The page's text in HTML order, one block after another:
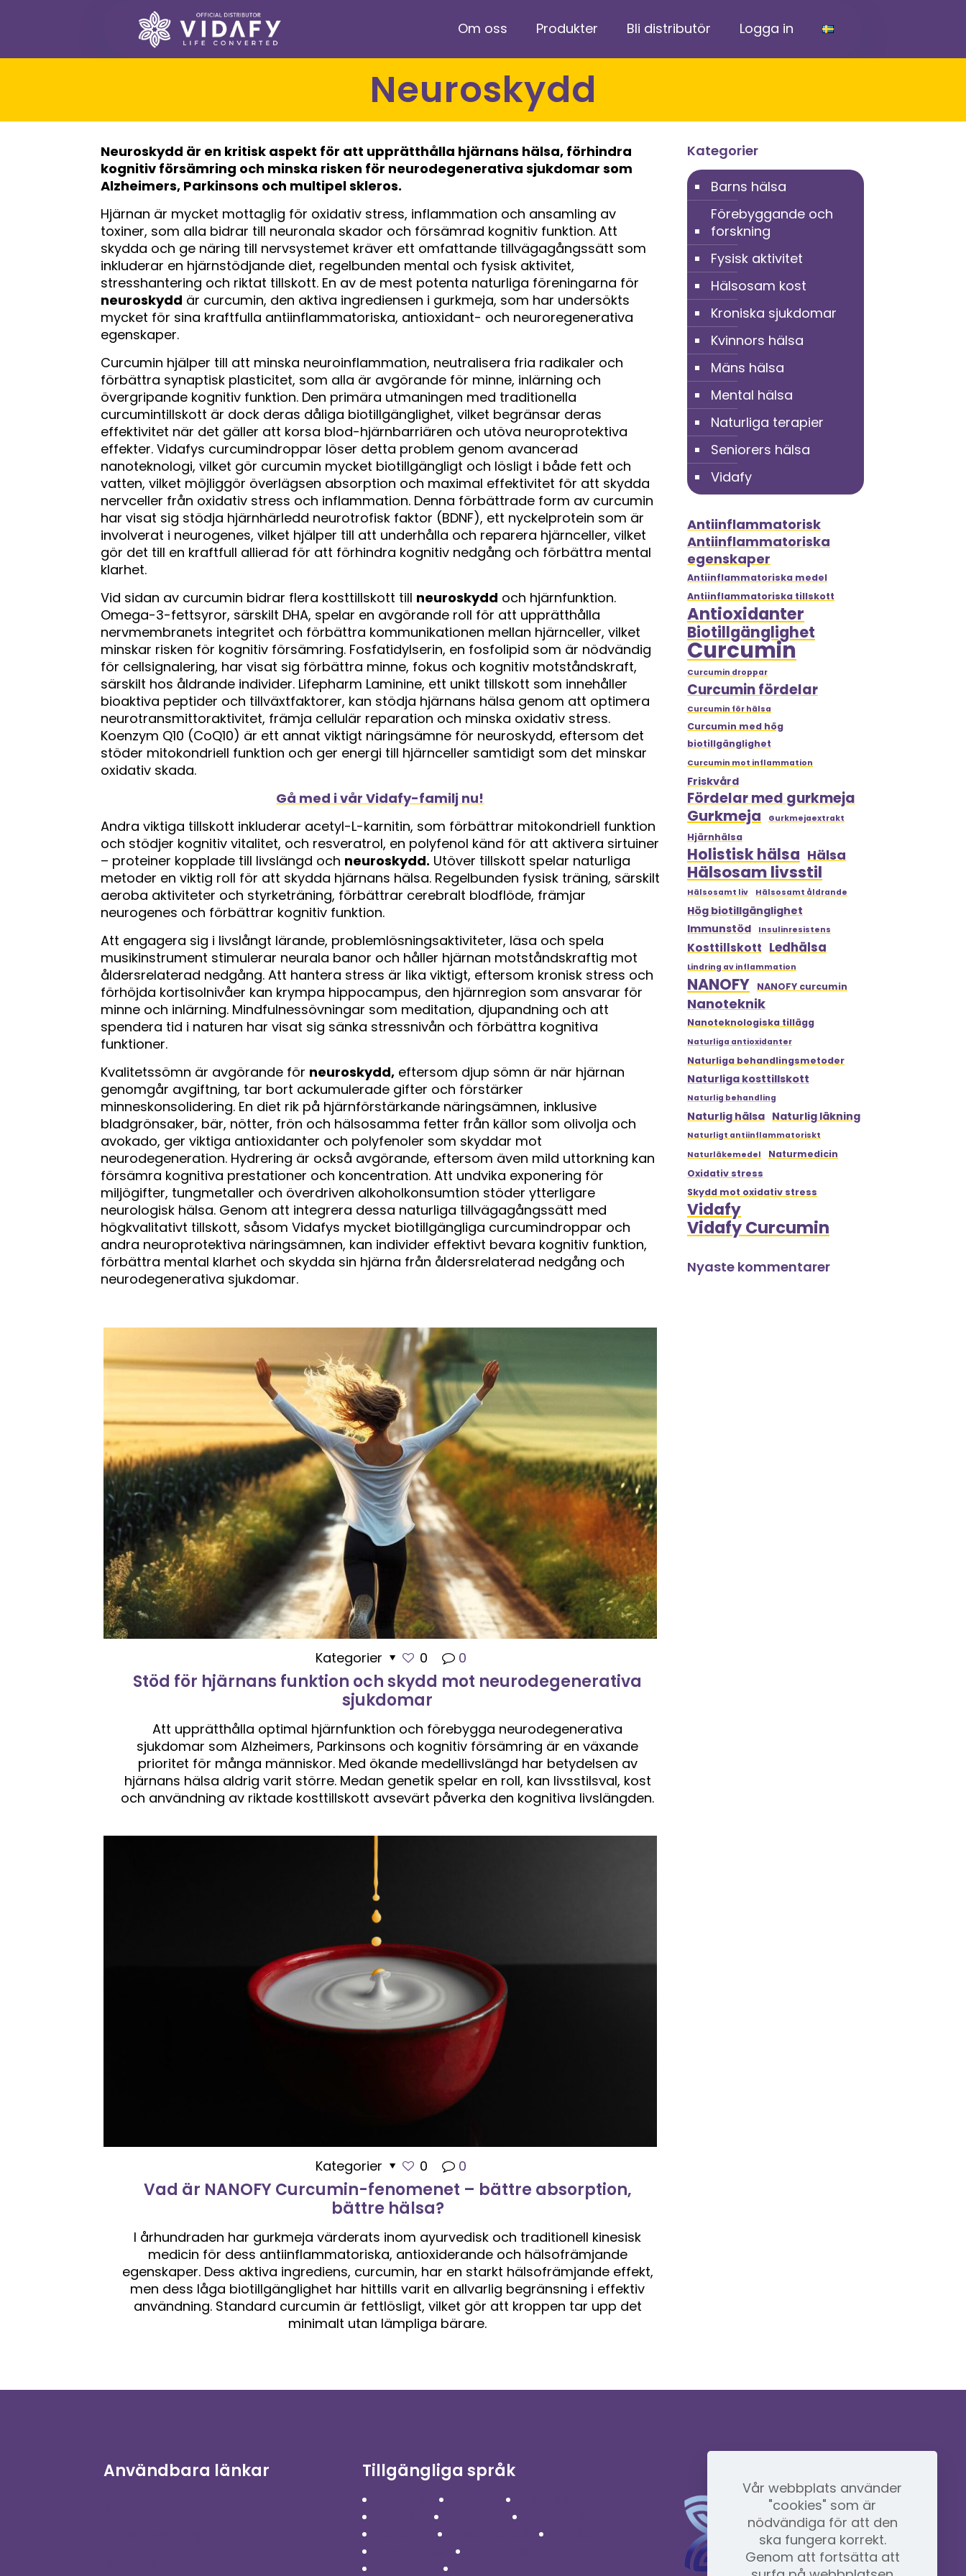
Om oss Produkter Bli distributör Logga in
Neuroskydd
Neuroskydd är en kritisk aspekt för att upprätthålla hjärnans hälsa, förhindra
kognitiv försämring och minska risken för neurodegenerativa sjukdomar som
Alzheimers, Parkinsons och multipel skleros.
Hjärnan är mycket mottaglig för oxidativ stress, inflammation och ansamling av
toxiner, som alla bidrar till neuronala skador och försämrad kognitiv funktion. Att
skydda och ge näring till nervsystemet kräver ett omfattande tillvägagångssätt som
inkluderar en hjärnstödjande diet, regelbunden mental och fysisk aktivitet,
stresshantering och riktat tillskott. En av de mest potenta naturliga föreningarna för
neuroskydd är curcumin, den aktiva ingrediensen i gurkmeja, som har undersökts
mycket för sina kraftfulla antiinflammatoriska, antioxidant- och neuroregenerativa
egenskaper.
Curcumin hjälper till att minska neuroinflammation, neutralisera fria radikaler och
förbättra synaptisk plasticitet, som alla är avgörande för minne, inlärning och
övergripande kognitiv funktion. Den primära utmaningen med traditionella
curcumintillskott är dock deras dåliga biotillgänglighet, vilket begränsar deras
effektivitet när det gäller att korsa blod-hjärnbarriären och utöva neuroprotektiva
effekter. Vidafys curcumindroppar löser detta problem genom avancerad
nanoteknologi, vilket gör curcumin mycket biotillgängligt och lösligt i både fett och
vatten, vilket möjliggör överlägsen absorption och maximal effektivitet för att skydda
nervceller från oxidativ stress och inflammation. Denna förbättrade form av curcumin
har visat sig stödja hjärnhärledd neurotrofisk faktor (BDNF), ett nyckelprotein som är
involverat i neurogenes, vilket hjälper till att underhålla och reparera hjärnceller, vilket
gör det till en kraftfull allierad för att förhindra kognitiv nedgång och förbättra mental
klarhet.
Vid sidan av curcumin bidrar flera kosttillskott till neuroskydd och hjärnfunktion.
Omega-3-fettsyror, särskilt DHA, spelar en avgörande roll för att upprätthålla
nervmembranets integritet och förbättra kommunikationen mellan hjärnceller, vilket
minskar risken för kognitiv försämring. Fosfatidylserin, en fosfolipid som är nödvändig
för cellsignalering, har visat sig förbättra minne, fokus och kognitiv motståndskraft,
särskilt hos åldrande individer. Lifepharm Laminine, ett unikt tillskott som innehåller
bioaktiva peptider och tillväxtfaktorer, kan stödja hjärnans hälsa genom att optimera
neurotransmittoraktivitet, främja cellulär reparation och minska oxidativ stress.
Koenzym Q10 (CoQ10) är ett annat viktigt näringsämne för neuroskydd, eftersom det
stöder mitokondriell funktion och ger energi till hjärnceller samtidigt som det minskar
oxidativ skada.
Gå med i vår Vidafy-familj nu!
Andra viktiga tillskott inkluderar acetyl-L-karnitin, som förbättrar mitokondriell funktion
och stödjer kognitiv vitalitet, och resveratrol, en polyfenol känd för att aktivera sirtuiner
– proteiner kopplade till livslängd och neuroskydd. Utöver tillskott spelar naturliga
metoder en viktig roll för att skydda hjärnans hälsa. Regelbunden fysisk träning, särskilt
aeroba aktiviteter och styrketräning, förbättrar cerebralt blodflöde, främjar
neurogenes och förbättrar kognitiv funktion.
Att engagera sig i livslångt lärande, problemlösningsaktiviteter, läsa och spela
musikinstrument stimulerar neurala banor och håller hjärnan motståndskraftig mot
åldersrelaterad nedgång. Att hantera stress är lika viktigt, eftersom kronisk stress och
förhöjda kortisolnivåer kan krympa hippocampus, den hjärnregion som ansvarar för
minne och inlärning. Mindfulnessövningar som meditation, djupandning och att
spendera tid i naturen har visat sig sänka stressnivån och förbättra kognitiva
funktioner.
Kvalitetssömn är avgörande för neuroskydd,eftersom djup sömn är när hjärnan
genomgår avgiftning, tar bort ackumulerade gifter och förstärker
minneskonsolidering. En diet rik på hjärnförstärkande näringsämnen, inklusive
bladgrönsaker, bär, nötter, frön och hälsosamma fetter från källor som olivolja och
avokado, ger viktiga antioxidanter och polyfenoler som skyddar mot
neurodegeneration. Hydrering är också avgörande, eftersom även mild uttorkning kan
försämra kognitiva prestationer och koncentration. Att undvika exponering för
miljögifter, tungmetaller och överdriven alkoholkonsumtion stöder ytterligare
neurologisk hälsa. Genom att integrera dessa naturliga tillvägagångssätt med
högkvalitativt tillskott, såsom Vidafys mycket biotillgängliga curcumindroppar och
andra neuroprotektiva näringsämnen, kan individer effektivt bevara kognitiv funktion,
förbättra mental klarhet och skydda sin hjärna från åldersrelaterad nedgång och
neurodegenerativa sjukdomar.
Kategorier 0 0
Stöd för hjärnans funktion och skydd mot neurodegenerativa
sjukdomar
Att upprätthålla optimal hjärnfunktion och förebygga neurodegenerativa
sjukdomar som Alzheimers, Parkinsons och kognitiv försämring är en växande
prioritet för många människor. Med ökande medellivslängd har betydelsen av
hjärnans hälsa aldrig varit större. Medan genetik spelar en roll, kan livsstilsval, kost
och användning av riktade kosttillskott avsevärt påverka den kognitiva livslängden.
Kategorier 0 0
Vad är NANOFY Curcumin-fenomenet – bättre absorption,
bättre hälsa?
I århundraden har gurkmeja värderats inom ayurvedisk och traditionell kinesisk
medicin för dess antiinflammatoriska, antioxiderande och hälsofrämjande
egenskaper. Dess aktiva ingrediens, curcumin, har en starkt hälsofrämjande effekt,
men dess låga biotillgänglighet har hittills varit en allvarlig begränsning i effektiv
användning. Standard curcumin är fettlösligt, vilket gör att kroppen tar upp det
minimalt utan lämpliga bärare.
Kategorier
Barns hälsa
Förebyggande och
forskning
Fysisk aktivitet
Hälsosam kost
Kroniska sjukdomar
Kvinnors hälsa
Mäns hälsa
Mental hälsa
Naturliga terapier
Seniorers hälsa
Vidafy
Antiinflammatorisk
Antiinflammatoriska
egenskaper
Antiinflammatoriska medel
Antiinflammatoriska tillskott
Antioxidanter
Biotillgänglighet
Curcumin
Curcumin droppar
Curcumin fördelar
Curcumin för hälsa
Curcumin med hög
biotillgänglighet
Curcumin mot inflammation
Friskvård
Fördelar med gurkmeja
Gurkmeja Gurkmejaextrakt
Hjärnhälsa
Holistisk hälsa Hälsa
Hälsosam livsstil
Hälsosamt liv Hälsosamt åldrande
Hög biotillgänglighet
Immunstöd
Insulinresistens
Kosttillskott Ledhälsa
Lindring av inflammation
NANOFY NANOFY curcumin
Nanoteknik
Nanoteknologiska tillägg
Naturliga antioxidanter
Naturliga behandlingsmetoder
Naturliga kosttillskott
Naturlig behandling
Naturlig hälsa Naturlig läkning
Naturligt antiinflammatoriskt
Naturläkemedel
Naturmedicin
Oxidativ stress
Skydd mot oxidativ stress
Vidafy
Vidafy Curcumin
Nyaste kommentarer
Användbara länkar Tillgängliga språk
Vår webbplats använder
"cookies" som är
nödvändiga för att den
ska fungera korrekt.
Genom att fortsätta att